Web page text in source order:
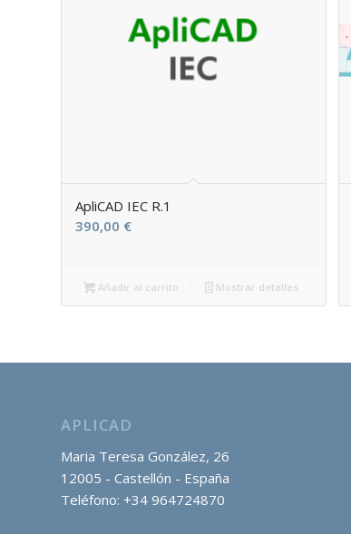
ApliCAD IEC R.1
390,00 €
Añadir al carrito Mostrar detalles
APLICAD
Maria Teresa González, 26
12005 - Castellón - España
Teléfono: +34 964724870